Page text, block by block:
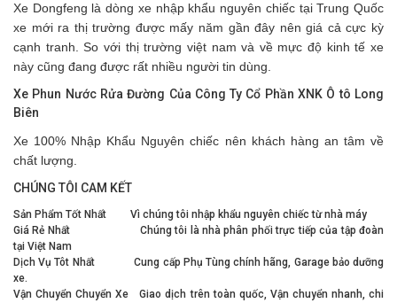
Xe Dongfeng là dòng xe nhập khẩu nguyên chiếc tại Trung Quốc
xe mới ra thị trường được mấy năm gần đây nên giá cả cực kỳ
cạnh tranh. So với thị trường việt nam và về mực độ kinh tế xe
này cũng đang được rất nhiều người tin dùng.
Xe Phun Nước Rửa Đường Của Công Ty Cổ Phần XNK Ô tô Long
Biên
Xe 100% Nhập Khẩu Nguyên chiếc nên khách hàng an tâm về
chất lượng.
CHÚNG TÔI CAM KẾT
Sản Phẩm Tốt Nhất Vì chúng tôi nhập khẩu nguyên chiếc từ nhà máy
Giá Rẻ Nhất Chúng tôi là nhà phân phối trực tiếp của tập đoàn
tại Việt Nam
Dịch Vụ Tôt Nhất Cung cấp Phụ Tùng chính hãng, Garage bảo dưỡng
xe.
Vận Chuyển Chuyển Xe Giao dịch trên toàn quốc, Vận chuyển nhanh, chi